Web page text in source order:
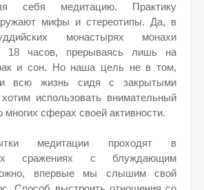
себя медитацию. Практику
мифы и стереотипы. Да, в
монастырях монахи
18 часов, прерываясь лишь на
и сон. Но наша цель не в том,
всю жизнь сидя с закрытыми
использовать внимательный
многих сферах своей активности.
медитации проходят в
сражениях с блуждающим
впервые мы слышим свой